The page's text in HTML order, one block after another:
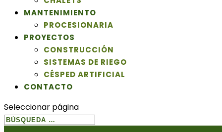
MANTENIMIENTO
PROCESIONARIA
PROYECTOS
CONSTRUCCIÓN
SISTEMAS DE RIEGO
CÉSPED ARTIFICIAL
CONTACTO
Seleccionar página